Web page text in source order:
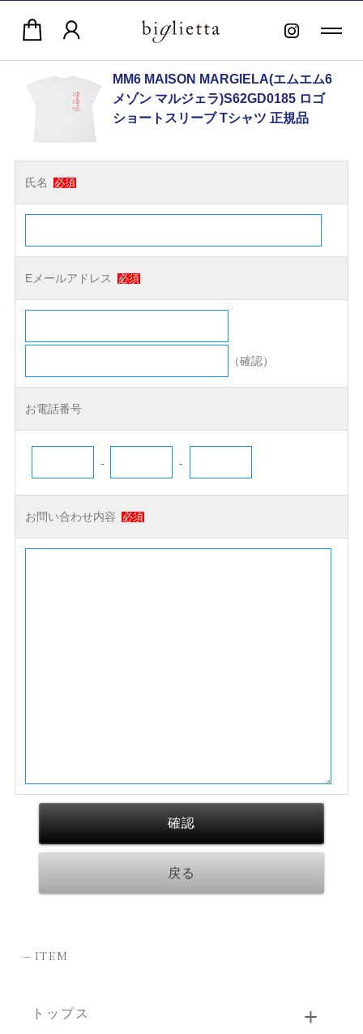
MM6 MAISON MARGIELA(エムエム6
メゾン マルジェラ)S62GD0185 ロゴ
ショートスリーブ Tシャツ 正規品
氏名 必須
Eメールアドレス 必須
（確認）
お電話番号
- -
お問い合わせ内容 必須
-ITEM
トップス